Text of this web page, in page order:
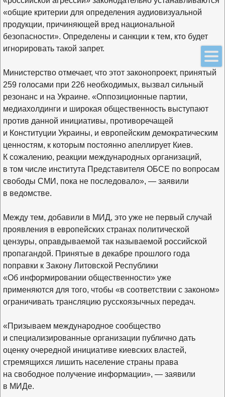
«общие критерии для определения аудиовизуальной
продукции, причиняющей вред национальной
безопасности». Определены и санкции к тем, кто будет
игнорировать такой запрет.
Министерство отмечает, что этот законопроект, принятый
259 голосами при 226 необходимых, вызвал сильный
резонанс и на Украине. «Оппозиционные партии,
медиахолдинги и широкая общественность выступают
против данной инициативы, противоречащей
и Конституции Украины, и европейским демократическим
ценностям, к которым постоянно апеллирует Киев.
К сожалению, реакции международных организаций,
в том числе института Представителя ОБСЕ по вопросам
свободы СМИ, пока не последовало», — заявили
в ведомстве.
Между тем, добавили в МИД, это уже не первый случай
проявления в европейских странах политической
цензуры, оправдываемой так называемой российской
пропагандой. Принятые в декабре прошлого года
поправки к Закону Литовской Республики
«Об информировании общественности» уже
применяются для того, чтобы «в соответствии с законом»
ограничивать трансляцию русскоязычных передач.
«Призываем международное сообщество
и специализированные организации публично дать
оценку очередной инициативе киевских властей,
стремящихся лишить население страны права
на свободное получение информации», — заявили
в МИДе.